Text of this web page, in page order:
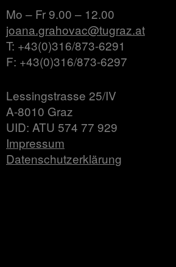
Mo – Fr 9.00 – 12.00
joana.grahovac@tugraz.at
T: +43(0)316/873-6291
F: +43(0)316/873-6297
Lessingstrasse 25/IV
A-8010 Graz
UID: ATU 574 77 929
Impressum
Datenschutzerklärung